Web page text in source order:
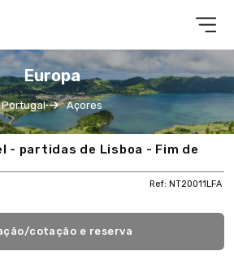
Europa
Portugal Açores
- partidas de Lisboa - Fim de
Ref: NT20011LFA
cotação e reserva